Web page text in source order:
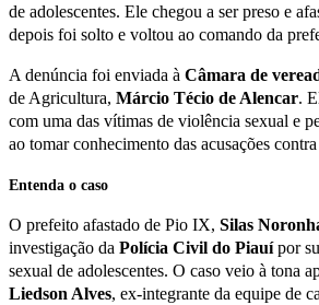
de adolescentes. Ele chegou a ser preso e
depois foi solto e voltou ao comando da
A denúncia foi enviada à Câmara de
de Agricultura, Márcio Técio de Alencar.
com uma das vítimas de violência sexual e
ao tomar conhecimento das acusações
Entenda o caso
O prefeito afastado de Pio IX, Silas
investigação da Polícia Civil do Piauípor
sexual de adolescentes. O caso veio à tona
Liedson Alves, ex-integrante da equipe de